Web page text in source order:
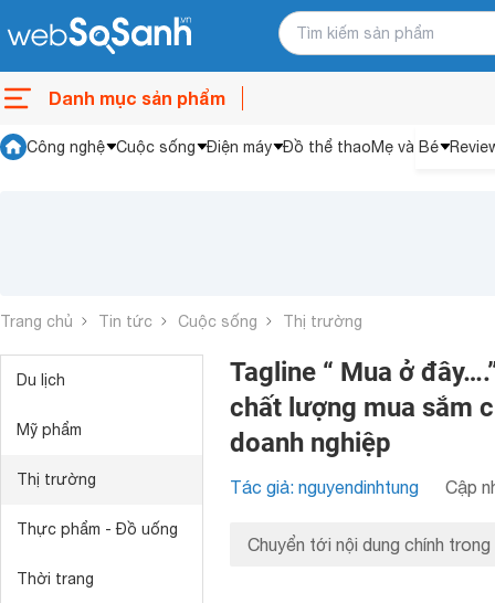
Danh mục sản phẩm
Công nghệ Cuộc sống Điện máy Đồ thể thaoMẹ và Bé
Trang chủ Tin tức Cuộc sống Thị trường
Du lịch
Mỹ phẩm
Thị trường
Thực phẩm - Đồ uống
Thời trang
Tagline “ Mua ở
chất lượng mua sắm
doanh nghiệp
Tác giả: nguyendinhtung Cập
Chuyển tới nội dung chính trong